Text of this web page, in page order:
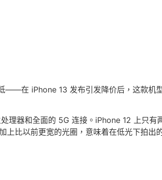
——在 iPhone 13 发布引发降价后，这款机
理器和全面的 5G 连接。iPhone 12 上只
比以前更宽的光圈，意味着在低光下拍出